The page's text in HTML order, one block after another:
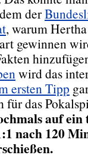
der
, warum
gewinnen
wird das
ersten Tipp
für das
auf ein
nach 120